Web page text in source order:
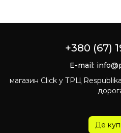
+380 (67)
E-mail:
магазин Click у ТРЦ
Де